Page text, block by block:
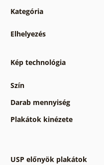
Kategória
Elhelyezés
Kép technológia
Szín
Darab mennyiség
Plakátok kinézete
USP előnyök plakátok